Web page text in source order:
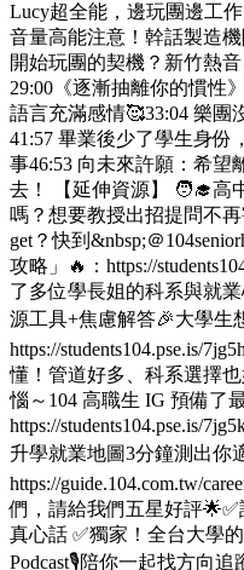
Lucy超全能，邊玩團邊工
音量高能注意！幹話製造機
開始玩團的契機？新竹熱
29:00《逐漸抽離你的慣性
語言充滿感情🥰33:04 樂團
41:57 畢業後少了學生身份
事46:53 向未來許願：希望
去！ 【延伸資源】 🧑‍🎓高
嗎？想要教授出招提問不
get？快到&nbsp;＠
攻略」🔥：https://
了多位學長姐的科系與就
源工具+焦慮解答🎉大學生
https://students104.pse.is/
懂！管道好多、科系選擇
惱～104 高職生 IG 預備了
https://students104.pse.is/
升學就業地圖3分鐘測出你
https://guide.104.com.tw/
們，請給我們五星好評
真心話 ✅獨家！全台大學
Podcast🎙️陪你一起找方向追